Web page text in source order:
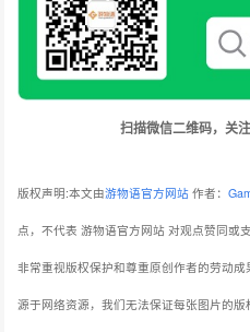
扫描微信二维码，关
版权声明:本文由游物语官方网站 作者：
点，不代表 游物语官方网站 对观点赞同或
非常重视版权保护和尊重原创作者的劳动
源于网络资源，我们无法保证每张图片的